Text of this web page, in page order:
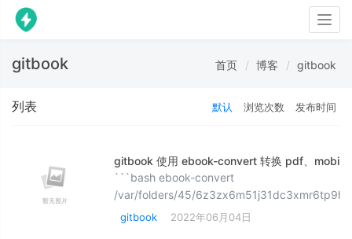
gitbook 首页 博客 gitbook
列表 默认 浏览次数 发布时间
gitbook 使用 ebook-convert 转换 pdf、mobi
```bash ebook-convert
/var/folders/45/
13174sUZ20coWkit7/SUMMARY.html
gitbook 2022年06月04日